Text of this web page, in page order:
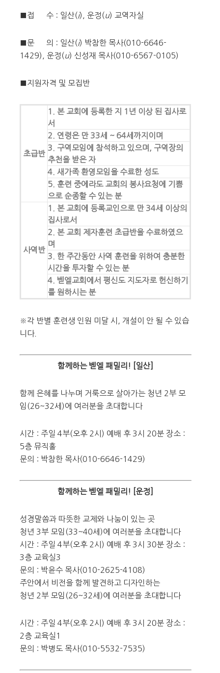
■접 수 : 일산(i), 운정(u) 교역자실
■문 의 : 일산(i) 박참한 목사(010-6646-
1429), 운정(u) 신성재 목사(010-6567-0105)
■지원자격 및 모집반
초급반
1. 본 교회에 등록한 지 1년 이상 된 집사로
서
2. 연령은 만 33세 ~ 64세까지이며
3. 구역모임에 참석하고 있으며, 구역장의
추천을 받은 자
4. 새가족 환영모임을 수료한 성도
5. 훈련 중에라도 교회의 봉사요청에 기쁨
으로 순종할 수 있는 분
사역반
1. 본 교회에 등록교인으로 만 34세 이상의
집사로서
2. 본 교회 제자훈련 초급반을 수료하였으
며
3. 한 주간동안 사역 훈련을 위하여 충분한
시간을 투자할 수 있는 분
4. 벧엘교회에서 평신도 지도자로 헌신하기
를 원하시는 분
※각 반별 훈련생 인원 미달 시, 개설이 안 될 수 있습
니다.
함께하는 벧엘 패밀리! [일산]
함께 은혜를 나누며 거룩으로 살아가는 청년 2부 모
임(26~32세)에 여러분을 초대합니다
시간 : 주일 4부(오후 2시) 예배 후 3시 20분 장소 :
5층 뮤직홀
문의 : 박참한 목사(010-6646-1429)
함께하는 벧엘 패밀리! [운정]
성경말씀과 따뜻한 교제와 나눔이 있는 곳
청년 3부 모임(33~40세)에 여러분을 초대합니다
시간 : 주일 4부(오후 2시) 예배 후 3시 30분 장소 :
3층 교육실3
문의 : 박윤수 목사(010-2625-4108)
주안에서 비전을 함께 발견하고 디자인하는
청년 2부 모임(26~32세)에 여러분을 초대합니다
시간 : 주일 4부(오후 2시) 예배 후 3시 20분 장소 :
2층 교육실1
문의 : 박병도 목사(010-5532-7535)